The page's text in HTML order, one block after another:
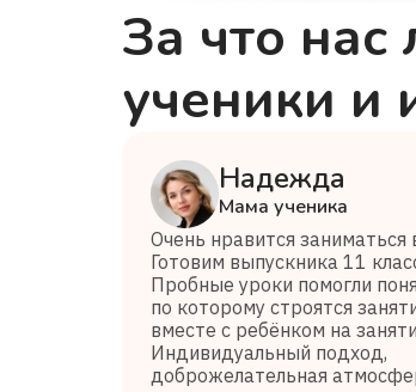
За что нас
ученики и
Надежда
Мама ученика
Очень нравится заниматься
Готовим выпускника 11
Пробные уроки помогли
по которому строятся
вместе с ребёнком на
Индивидуальный подход,
доброжелательная